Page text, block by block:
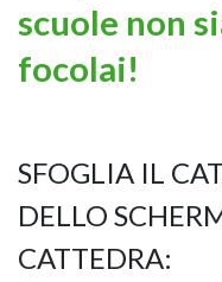
scuole non
focolai!
SFOGLIA IL
DELLO
CATTEDRA: